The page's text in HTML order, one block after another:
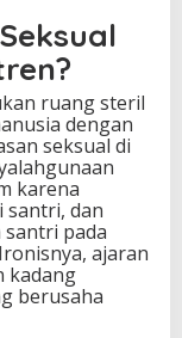
ruang steril
dengan
seksual di
karena
santri, dan
santri pada
ajaran
kadang
berusaha